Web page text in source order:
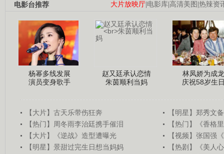
大片放映厅 电影库 高清美图 热辣资
电影台推荐
杨幂多线发展
演员变身歌手
赵又廷承认恋情
朱茵顺利当妈
林凤娇为成龙
庆祝58岁生
【大片】古天乐带伤狂奔
【明星】郑秀文
【热门】周冬雨李治廷携手催泪
【热门】《香格
【大片】《逆战》造型遭曝光
【视频】张国强
【明星】景甜过完生日想当妈妈
【热剧】《美人